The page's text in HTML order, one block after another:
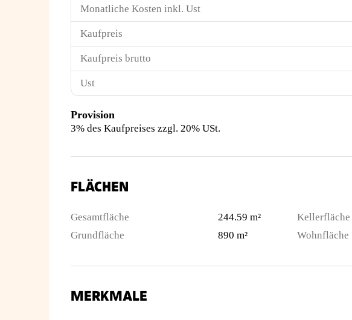
Monatliche Kosten inkl. Ust
Kaufpreis
Kaufpreis brutto
Ust
Provision
3% des Kaufpreises zzgl. 20% USt.
FLÄCHEN
Gesamtfläche
244.59 m²
Grundfläche
890 m²
Kellerfläche
Wohnfläche
MERKMALE